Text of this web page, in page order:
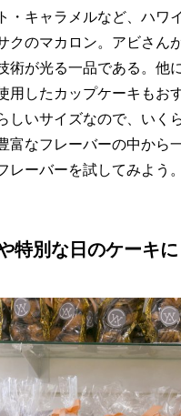
・キャラメルなど、ハワ
クのマカロン。アビさん
術が光る一品である。他
用したカップケーキもお
しいサイズなので、いく
なフレーバーの中から
レーバーを試してみよう。
特別な日のケーキに